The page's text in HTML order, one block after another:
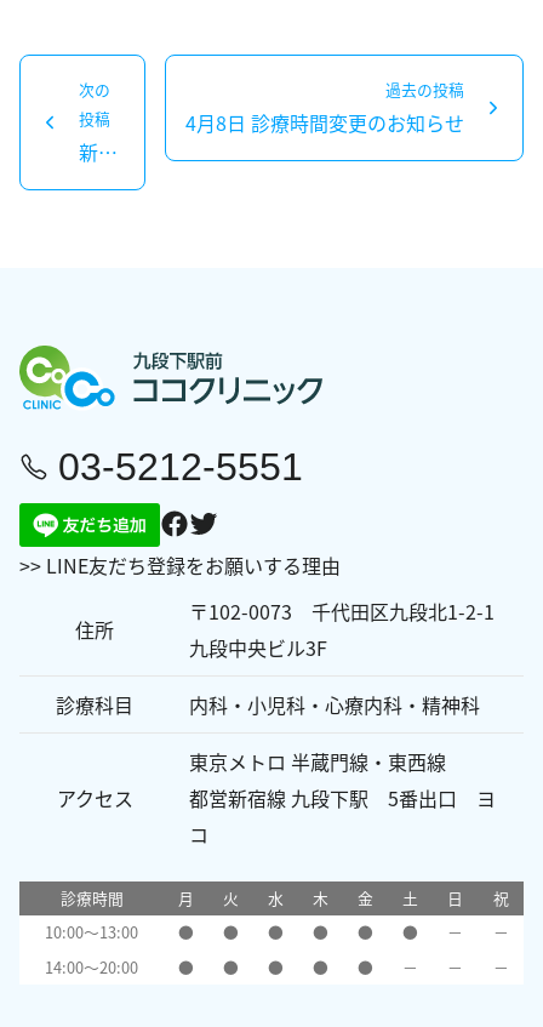
投
ビ
ン
過去の投稿
去
4月8日 診療時間変更のお知らせ
次の
投稿
の
新型コロナウイルス・ワクチン（ファイザー製コミナティ）自費接種開始のお知らせ
03-5212-5551
>> LINE友だち登録をお願いする理由
住所
〒102-0073 千代田区九段北1-2-1
九段中央ビル3F
診療科目
内科・小児科・心療内科・精神科
アクセス
東京メトロ 半蔵門線・東西線
都営新宿線 九段下駅 5番出口 ヨ
コ
診療時間 月 火 水 木 金 土 日
祝
10:00～13:00
● ● ● ● ● ● －
－
14:00～20:00
● ● ● ● ● － － －